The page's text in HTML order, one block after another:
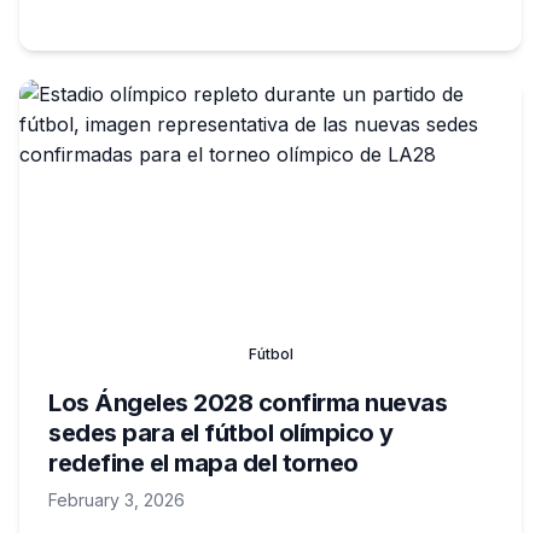
Fútbol
Los Ángeles 2028 confirma nuevas
sedes para el fútbol olímpico y
redefine el mapa del torneo
February 3, 2026